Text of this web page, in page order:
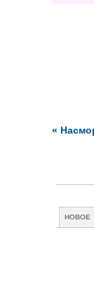
«
НОВОЕ